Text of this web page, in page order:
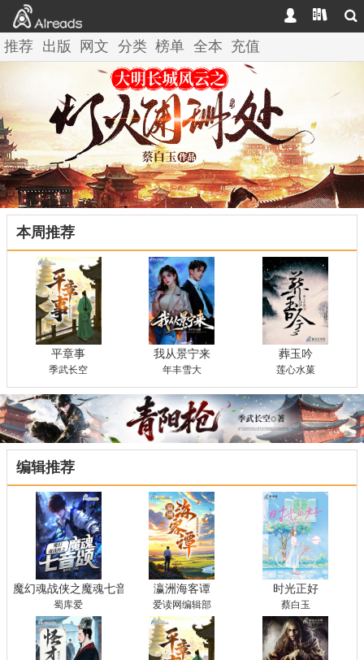
  
推荐 出版 网文 分类 榜单 全本 充值
本周推荐
平章事
季武长空
我从景宁来
年丰雪大
葬玉吟
莲心水菓
编辑推荐
魔幻魂战侠之魔魂七音颂
蜀库爱
瀛洲海客谭
爱读网编辑部
时光正好
蔡白玉